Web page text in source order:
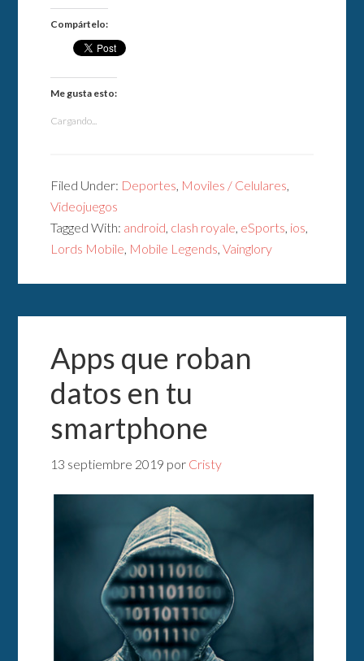
Compártelo:
Me gusta esto:
Cargando...
Filed Under: Deportes Moviles / Celulares
Videojuegos
Tagged With: android clash royale eSports ios
Lords Mobile Mobile Legends ,Vainglory
Apps que roban
datos en tu
smartphone
13 septiembre 2019 por Cristy